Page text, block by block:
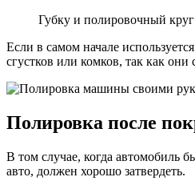
Губку и полировочный
Если в самом начале
сгустков или комков, так как они
Полировка после
В том случае, когда автомобиль
авто, должен хорошо затвердеть.